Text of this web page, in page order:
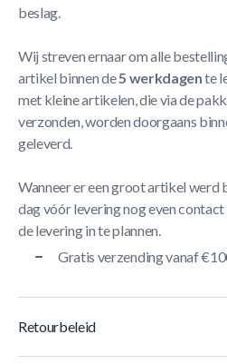
beslag.
Wij streven ernaar om alle
artikel binnen de5 werkdagente
met kleine artikelen, die via de
verzonden, worden doorgaans
geleverd.
Wanneer er een groot artikel werd
dag vóór levering nog even
de levering in te plannen.
Gratis verzending vanaf
Retourbeleid